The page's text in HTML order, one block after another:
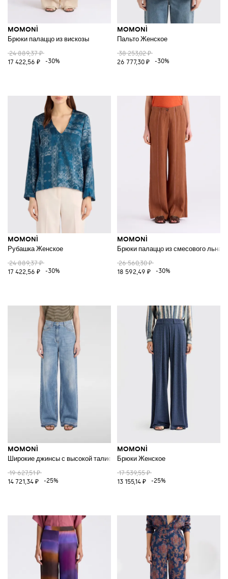
MOMONÌ
Брюки палаццо из вискозы
24 889,37 ₽
17 422,56 ₽
-30%
MOMONÌ
Пальто Женское
38 253,02 ₽
26 777,30 ₽
-30%
MOMONÌ
Рубашка Женское
24 889,37 ₽
17 422,56 ₽
-30%
MOMONÌ
Брюки палаццо из смесового льна
26 560,30 ₽
18 592,49 ₽
-30%
MOMONÌ
Широкие джинсы с высокой талией из хлопкового денима
19 627,51 ₽
14 721,34 ₽
-25%
MOMONÌ
Брюки Женское
17 539,55 ₽
13 155,14 ₽
-25%